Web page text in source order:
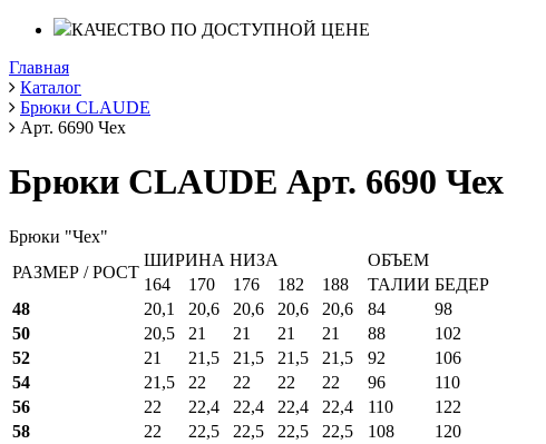
КАЧЕСТВО ПО ДОСТУПНОЙ ЦЕНЕ
Главная
Каталог
Брюки CLAUDE
Арт. 6690 Чех
Брюки CLAUDE Арт. 6690 Чех
Брюки "Чех"
РАЗМЕР / РОСТ
ШИРИНА НИЗА
ОБЪЕМ
164
170 176 182 188 ТАЛИИ БЕДЕР
48
20,1 20,6 20,6 20,6 20,6 84
98
50
20,5 21 21 21 21 88
102
52
21 21,5 21,5 21,5 21,5 92
106
54
21,5 22 22 22 22 96
110
56
22 22,4 22,4 22,4 22,4 110
122
58
22 22,5 22,5 22,5 22,5 108
120